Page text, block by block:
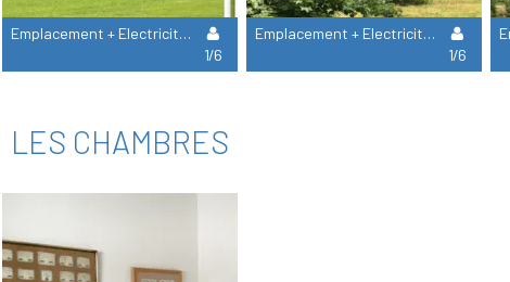
Emplacement + Electricité 10A + Eau À Proximité
1/6
Emplacement + Electricité 16A + Évacuation Eaux Usées
1/6
LES CHAMBRES